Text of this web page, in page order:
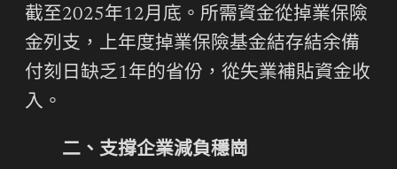
截至2025年12月底。所需資金從掉業保險
金列支，上年度掉業保險基金結存結余備
付刻日缺乏1年的省份，從失業補貼資金收
入。
二、支撐企業減負穩崗